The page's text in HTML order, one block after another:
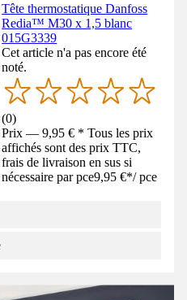
Tête thermostatique Danfoss
Redia™ M30 x 1,5 blanc
015G3339
Cet article n'a pas encore été
noté.
(0)
Prix — 9,95 € * Tous les prix
affichés sont des prix TTC,
frais de livraison en sus si
nécessaire par pce9,95 €*/ pce